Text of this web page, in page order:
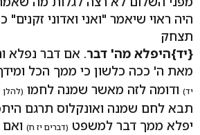
היה ראוי שיאמר "ואני ואדוני
תצחק
{יד}היפלא מה' דבר. אם דבר נפלא
מאת ה' ככה כלשון כי ממך הכל
יד) ודומה לזה מאשר שמנה לחמו
תבא לחם שמנה ואונקלוס תרגם
יפלא ממך דבר למשפט (דברים יז ח)